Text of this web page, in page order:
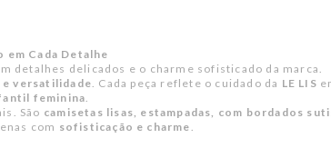
Cada Detalhe
detalhes delicados e o charme sofisticado da marca.
versatilidade. Cada peça reflete o cuidado da LE LIS
feminina.
São camisetas lisas, estampadas, com bordados
com sofisticação e charme.